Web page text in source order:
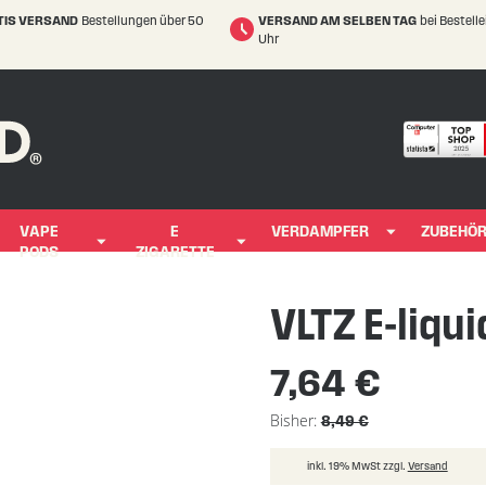
VERSAND Bestellungen über 50
VERSAND AM SELBEN TAG bei
Uhr
VAPE
PODS
E
ZIGARETTE
VERDAMPFER ZUBEHÖR
VLTZ E-
7,64 €
Bisher 8,49 €
inkl. 19% MwSt zzgl. Versand